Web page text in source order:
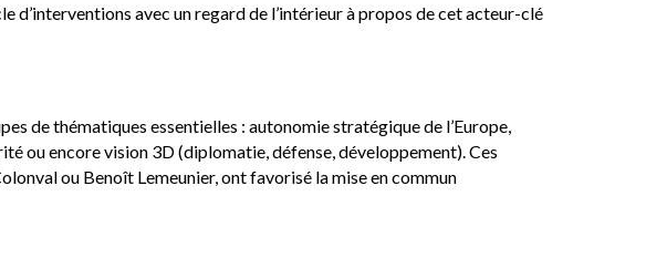
d’interventions avec un regard de l’intérieur à propos de cet acteur-clé
de thématiques essentielles : autonomie stratégique de l’Europe,
ou encore vision 3D (diplomatie, défense, développement). Ces
ou Benoît Lemeunier, ont favorisé la mise en commun